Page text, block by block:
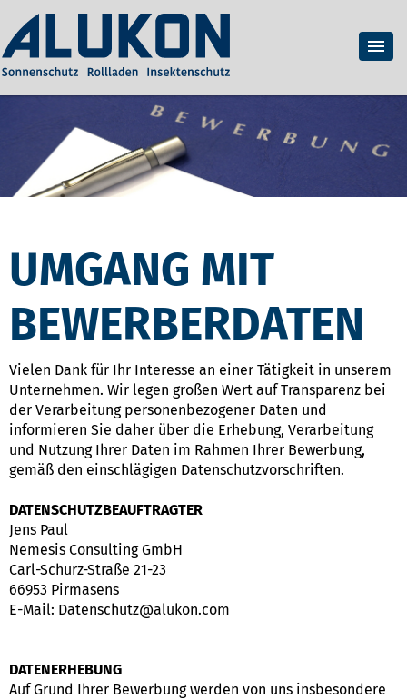
UMGANG MIT
BEWERBERDATEN
Vielen Dank für Ihr Interesse an einer Tätigkeit in unserem
Unternehmen. Wir legen großen Wert auf Transparenz bei
der Verarbeitung personenbezogener Daten und
informieren Sie daher über die Erhebung, Verarbeitung
und Nutzung Ihrer Daten im Rahmen Ihrer Bewerbung,
gemäß den einschlägigen Datenschutzvorschriften.
DATENSCHUTZBEAUFTRAGTER
Jens Paul
Nemesis Consulting GmbH
Carl-Schurz-Straße 21-23
66953 Pirmasens
E-Mail: Datenschutz@alukon.com
DATENERHEBUNG
Auf Grund Ihrer Bewerbung werden von uns insbesondere